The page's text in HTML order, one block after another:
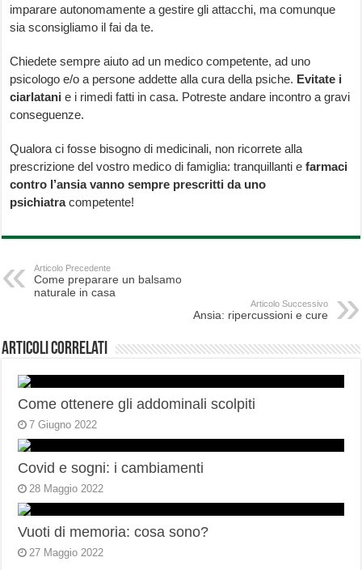
imparare autonomamente a gestire gli attacchi, ma comunque
sia sconsigliamo il fai da te.
Chiedete sempre aiuto ad un medico competente, ad uno
psicologo e/o a persone addette alla cura della psiche. Evitate i
ciarlatani e i rimedi fatti in casa. Potreste andare incontro a gravi
conseguenze.
Qualora ci fosse bisogno di medicinali, non ricorrete alla
prescrizione del vostro medico di famiglia: tranquillanti efarmaci
contro l’ansia vanno sempre prescritti da uno
psichiatracompetente!
Articolo Precedente
Come preparare un balsamo
naturale in casa
Articolo Successivo
Ansia: ripercussioni e cure
Articoli correlati
Come ottenere gli addominali scolpiti
7 Giugno 2022
Covid e sogni: i cambiamenti
28 Maggio 2022
Vuoti di memoria: cosa sono?
27 Maggio 2022